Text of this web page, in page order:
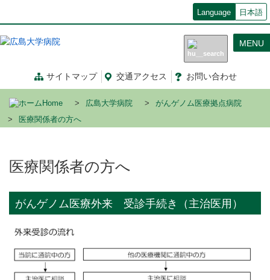
コ
移
Language 日本語
サイトマップ 交通アクセス お問い合わせ
MENU
Home 広島大学病院
がんゲノム医療拠点病院
医療関係者の方へ
医療関係者の方へ
がんゲノム医療外来 受診手続き（主治医用）